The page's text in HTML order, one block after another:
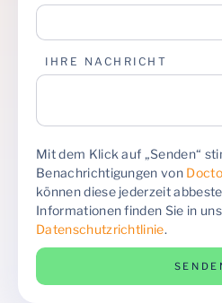
IHRE NACHRICHT
Mit dem Klick auf „Senden“
Benachrichtigungen von
können diese jederzeit
Informationen finden Sie in
Datenschutzrichtlinie.